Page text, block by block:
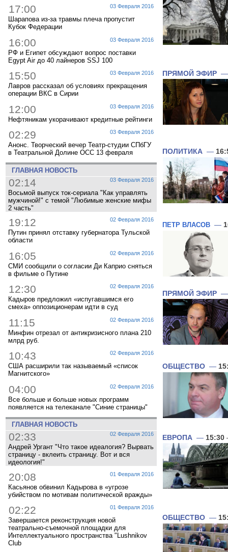
03 Февраля 2016
17:00
Шарапова из-за травмы плеча пропустит
Кубок Федерации
03 Февраля 2016
16:00
РФ и Египет обсуждают вопрос поставки
Egypt Air до 40 лайнеров SSJ 100
03 Февраля 2016
15:50
Лавров рассказал об условиях прекращения
операции ВКС в Сирии
03 Февраля 2016
12:00
Нефтяникам укорачивают кредитные рейтинги
03 Февраля 2016
02:29
Анонс. Творческий вечер Театр-студии СПбГУ
в Театральной Долине ОСС 13 февраля
ГЛАВНАЯ НОВОСТЬ
03 Февраля 2016
02:14
Восьмой выпуск ток-сериала "Как управлять
мужчиной!" с темой "Любимые женские мифы
2 часть"
02 Февраля 2016
19:12
Путин принял отставку губернатора Тульской
области
02 Февраля 2016
16:05
СМИ сообщили о согласии Ди Каприо сняться
в фильме о Путине
02 Февраля 2016
12:30
Кадыров предложил «испугавшимся его
смеха» оппозиционерам идти в суд
02 Февраля 2016
11:15
Минфин отрезал от антикризисного плана 210
млрд руб.
02 Февраля 2016
10:43
США расширили так называемый «список
Магнитского»
02 Февраля 2016
04:00
Все больше и больше новых программ
появляется на телеканале "Синие страницы"
ГЛАВНАЯ НОВОСТЬ
02 Февраля 2016
02:33
Андрей Ургант "Что такое идеалогия? Вырвать
страницу - вклеить страницу. Вот и вся
идеология!"
01 Февраля 2016
20:08
Касьянов обвинил Кадырова в «угрозе
убийством по мотивам политической вражды»
01 Февраля 2016
02:22
Завершается реконструкция новой
театрально-съемочной площадки для
Интеллектуального пространства "Lushnikov
Club
ПРЯМОЙ ЭФИР
ПОЛИТИКА —
ПЕТР ВЛАСОВ —
ПРЯМОЙ ЭФИР
ОБЩЕСТВО —
ЕВРОПА — 15:30
ОБЩЕСТВО —